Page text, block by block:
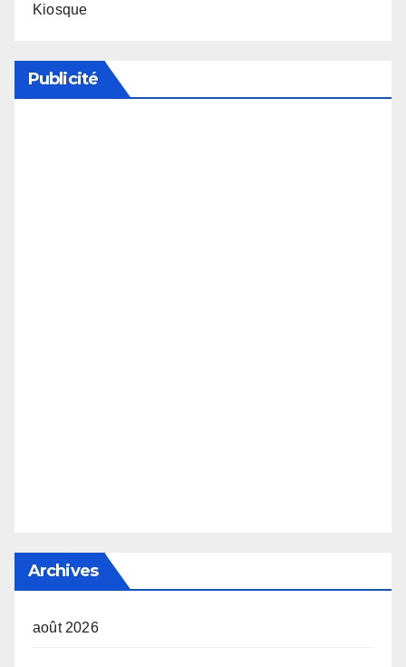
Kiosque
Publicité
Archives
août 2026